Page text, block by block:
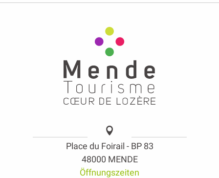
Place du Foirail - BP 83
48000 MENDE
Öffnungszeiten